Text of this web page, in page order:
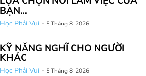
BẠN...
Học Phải Vui - 5 Tháng 8, 2026
KỸ NĂNG NGHĨ CHO NGƯỜI
KHÁC
Học Phải Vui - 5 Tháng 8, 2026